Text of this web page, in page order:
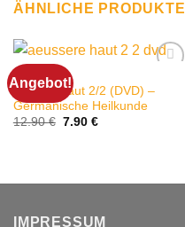
ÄHNLICHE PRODUKTE
Angebot!
Äußere Haut 2/2 (DVD) –
Germanische Heilkunde
12.90€ Ursprünglicher
7.90 €Aktueller
IMPRESSUM